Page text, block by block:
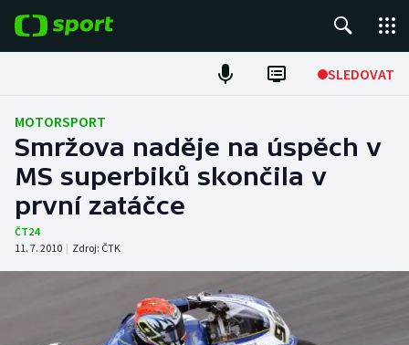
SLEDOVAT
Fotbal
Hokej
Tenis
Atletika
DALŠÍ SPORTY
MOTORSPORT
Smržova naděje na úspěch v
MS superbiků skončila v
první zatáčce
ČT24
11. 7. 2010 | Zdroj: ČTK